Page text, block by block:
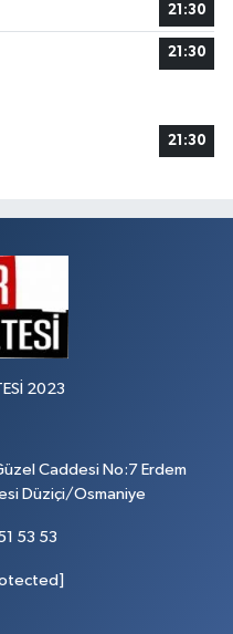
21:30
21:30
21:30
2023
Caddesi No:7 Erdem
Düziçi/Osmaniye
53 53